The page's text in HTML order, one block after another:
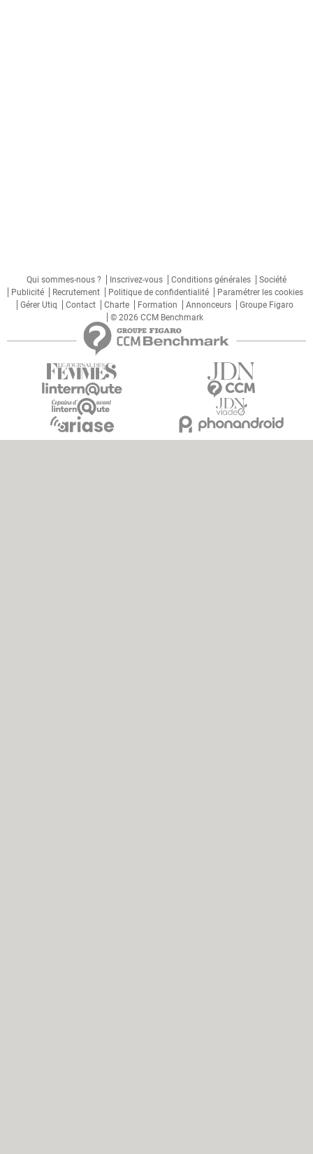
Qui sommes-nous ? Inscrivez-vous Conditions générales
Société
Publicité
Recrutement Politique de confidentialité
Paramétrer les cookies
Gérer Utiq
Contact Charte Formation Annonceurs
Groupe Figaro
© 2026 CCM Benchmark